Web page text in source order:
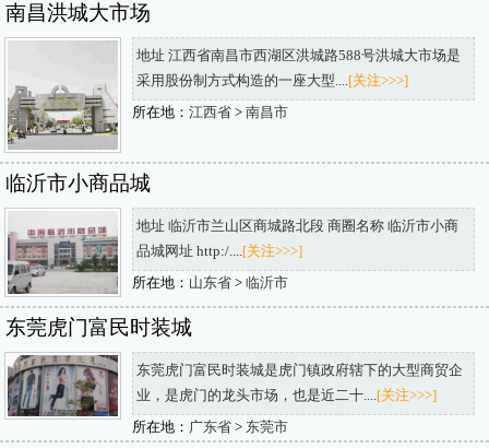
南昌洪城大市场
地址 江西省南昌市西湖区洪城路588号洪城大市场是
采用股份制方式构造的一座大型....[关注>>>]
所在地： 江西省> 南昌市
临沂市小商品城
地址 临沂市兰山区商城路北段 商圈名称 临沂市小商
品城网址 http:/....[关注>>>]
所在地： 山东省> 临沂市
东莞虎门富民时装城
东莞虎门富民时装城是虎门镇政府辖下的大型商贸企
业，是虎门的龙头市场，也是近二十....[关注>>>]
所在地： 广东省> 东莞市